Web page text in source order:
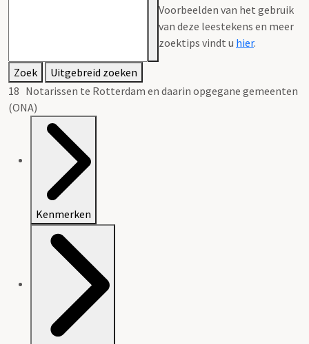
Voorbeelden van het gebruik
van deze leestekens en meer
zoektips vindt u hier.
Zoek
Uitgebreid zoeken
18 Notarissen te Rotterdam en daarin opgegane gemeenten
(ONA)
Kenmerken